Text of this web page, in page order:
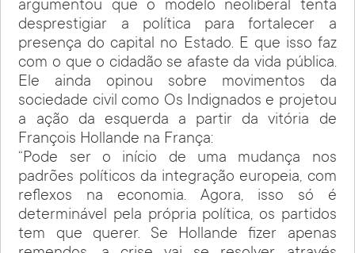
argumentou que o modelo neoliberal tenta
desprestigiar a política para fortalecer a
presença do capital no Estado. E que isso faz
com o que o cidadão se afaste da vida pública.
Ele ainda opinou sobre movimentos da
sociedade civil como Os Indignados e projetou
a ação da esquerda a partir da vitória de
François Hollande na França:
“Pode ser o início de uma mudança nos
padrões políticos da integração europeia, com
reflexos na economia. Agora, isso só é
determinável pela própria política, os partidos
tem que querer. Se Hollande fizer apenas